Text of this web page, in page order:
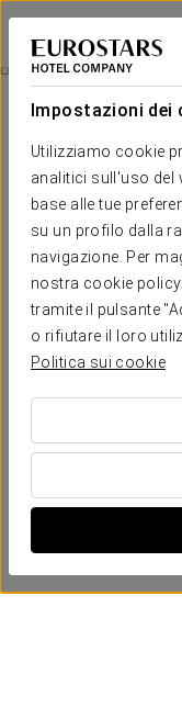
Impostazioni dei
Utilizziamo cookie
analitici sull'uso del
base alle tue
su un profilo dalla
navigazione. Per
nostra cookie
tramite il pulsante
o rifiutare il loro
Politica sui cookie
Eurostars Lisboa Baixa
LISBONA
Promozioni